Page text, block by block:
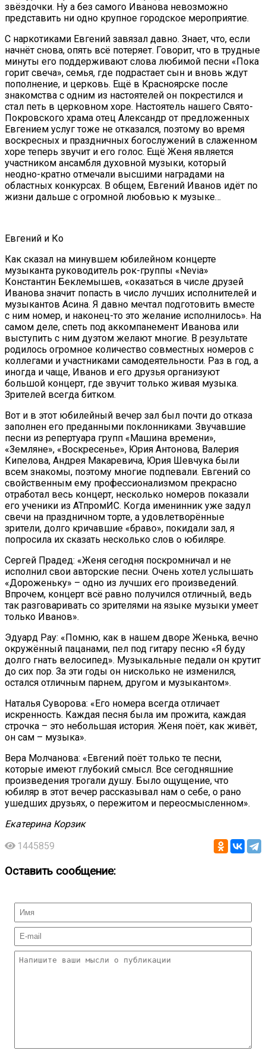
звёздочки. Ну а без самого Иванова невозможно
представить ни одно крупное городское мероприятие.
С наркотиками Евгений завязал давно. Знает, что, если
начнёт снова, опять всё потеряет. Говорит, что в трудные
минуты его поддерживают слова любимой песни «Пока
горит свеча», семья, где подрастает сын и вновь ждут
пополнение, и церковь. Ещё в Красноярске после
знакомства с одним из настоятелей он покрестился и
стал петь в церковном хоре. Настоятель нашего Свято-
Покровского храма отец Александр от предложенных
Евгением услуг тоже не отказался, поэтому во время
воскресных и праздничных богослужений в слаженном
хоре теперь звучит и его голос. Ещё Женя является
участником ансамбля духовной музыки, который
неодно-кратно отмечали высшими наградами на
областных конкурсах. В общем, Евгений Иванов идёт по
жизни дальше с огромной любовью к музыке…
Евгений и Ко
Как сказал на минувшем юбилейном концерте
музыканта руководитель рок-группы «Nevia»
Константин Беклемышев, «оказаться в числе друзей
Иванова значит попасть в число лучших исполнителей и
музыкантов Асина. Я давно мечтал подготовить вместе
с ним номер, и наконец-то это желание исполнилось». На
самом деле, спеть под аккомпанемент Иванова или
выступить с ним дуэтом желают многие. В результате
родилось огромное количество совместных номеров с
коллегами и участниками самодеятельности. Раз в год, а
иногда и чаще, Иванов и его друзья организуют
большой концерт, где звучит только живая музыка.
Зрителей всегда битком.
Вот и в этот юбилейный вечер зал был почти до отказа
заполнен его преданными поклонниками. Звучавшие
песни из репертуара групп «Машина времени»,
«Земляне», «Воскресенье», Юрия Антонова, Валерия
Кипелова, Андрея Макаревича, Юрия Шевчука были
всем знакомы, поэтому многие подпевали. Евгений со
свойственным ему профессионализмом прекрасно
отработал весь концерт, несколько номеров показали
его ученики из АТпромИС. Когда именинник уже задул
свечи на праздничном торте, а удовлетворённые
зрители, долго кричавшие «браво», покидали зал, я
попросила их сказать несколько слов о юбиляре.
Сергей Прадед: «Женя сегодня поскромничал и не
исполнил свои авторские песни. Очень хотел услышать
«Дороженьку» – одно из лучших его произведений.
Впрочем, концерт всё равно получился отличный, ведь
так разговаривать со зрителями на языке музыки умеет
только Иванов».
Эдуард Рау: «Помню, как в нашем дворе Женька, вечно
окружённый пацанами, пел под гитару песню «Я буду
долго гнать велосипед». Музыкальные педали он крутит
до сих пор. За эти годы он нисколько не изменился,
остался отличным парнем, другом и музыкантом».
Наталья Суворова: «Его номера всегда отличает
искренность. Каждая песня была им прожита, каждая
строчка – это небольшая история. Женя поёт, как живёт,
он сам – музыка».
Вера Молчанова: «Евгений поёт только те песни,
которые имеют глубокий смысл. Все сегодняшние
произведения трогали душу. Было ощущение, что
юбиляр в этот вечер рассказывал нам о себе, о рано
ушедших друзьях, о пережитом и переосмысленном».
Екатерина Корзик
1445859
Оставить сообщение: